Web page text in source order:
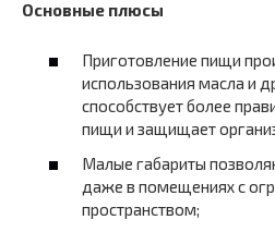
Основные плюсы
Приготовление пищи
использования масла и
способствует более
пищи и защищает
Малые габариты
даже в помещениях с
пространством;